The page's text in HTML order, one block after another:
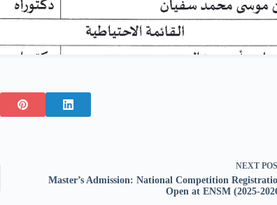
NEXT
Master’s Admission: National Competition
Open at ENSM (2025-